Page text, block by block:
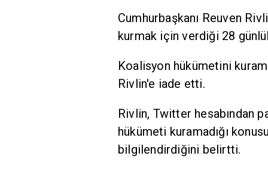
Cumhurbaşkanı Reuven
kurmak için verdiği 28
Koalisyon hükümetini
Rivlin'e iade etti.
Rivlin, Twitter hesabından
hükümeti kuramadığı
bilgilendirdiğini belirtti.